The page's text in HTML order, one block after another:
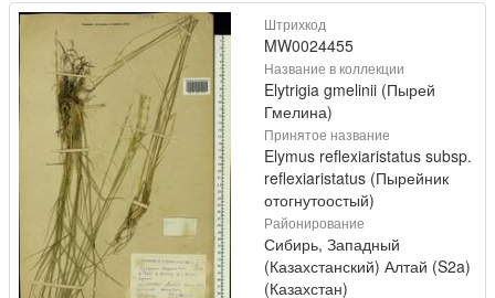
Штрихкод
MW0024455
Название в коллекции
Elytrigia gmelinii (Пырей
Гмелина)
Принятое название
Elymus reflexiaristatus subsp.
reflexiaristatus (Пырейник
отогнутоостый)
Районирование
Сибирь, Западный
(Казахстанский) Алтай (S2a)
(Казахстан)